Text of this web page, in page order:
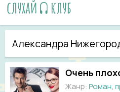
Александра
Очень
Жанр: Роман,